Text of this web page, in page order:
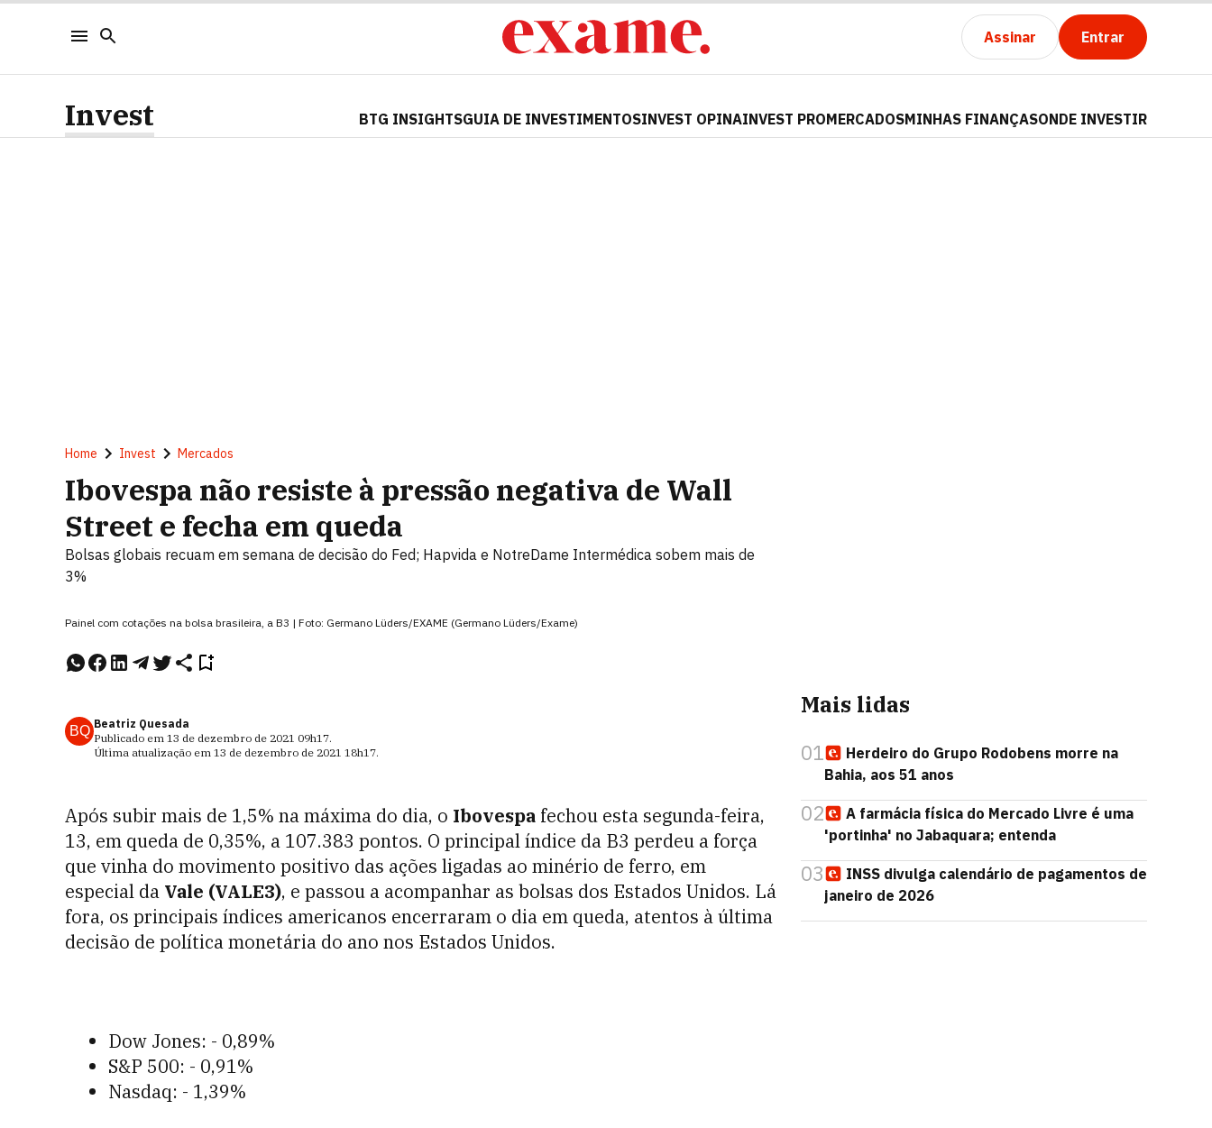
Assinar Entrar
Invest BTG INSIGHTSGUIA DE INVESTIMENTOSINVEST OPINAINVEST PROMERCADOSMINHAS FINANÇASONDE INVESTIR
Home Invest Mercados
Ibovespa não resiste à pressão negativa de Wall
Street e fecha em queda
Bolsas globais recuam em semana de decisão do Fed; Hapvida e NotreDame Intermédica sobem mais de
3%
Painel com cotações na bolsa brasileira, a B3 | Foto: Germano Lüders/EXAME (Germano Lüders/Exame)
BQ Beatriz Quesada
Publicado em 13 de dezembro de 2021 09h17.
Última atualização em 13 de dezembro de 2021 18h17.
Após subir mais de 1,5% na máxima do dia, o Ibovespa fechou esta segunda-feira,
13, em queda de 0,35%, a 107.383 pontos. O principal índice da B3 perdeu a força
que vinha do movimento positivo das ações ligadas ao minério de ferro, em
especial da Vale (VALE3), e passou a acompanhar as bolsas dos Estados Unidos. Lá
fora, os principais índices americanos encerraram o dia em queda, atentos à última
decisão de política monetária do ano nos Estados Unidos.
Dow Jones: - 0,89%
S&P 500: - 0,91%
Nasdaq: - 1,39%
Mais lidas
01
Herdeiro do Grupo Rodobens morre na
Bahia, aos 51 anos
02
A farmácia física do Mercado Livre é uma
'portinha' no Jabaquara; entenda
03
INSS divulga calendário de pagamentos de
janeiro de 2026